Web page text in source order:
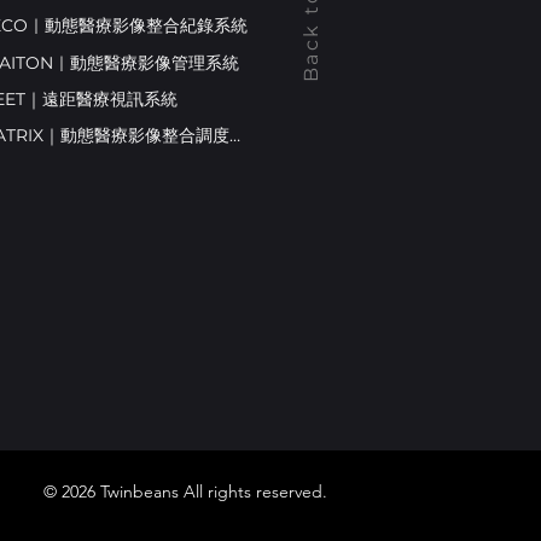
｜動態醫療影像整合紀錄系統
｜動態醫療影像管理系統
｜遠距醫療視訊系統
MEDIMATRIX｜動態醫療影像整合調度系統
© 2026 Twinbeans All rights reserved.